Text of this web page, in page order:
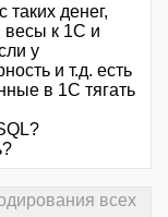
денег,
весы к 1С и
у
и т.д. есть
в 1С тягать
всех